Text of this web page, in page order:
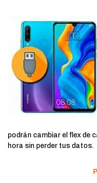
podrán cambiar el flex de
hora sin perder tus datos.